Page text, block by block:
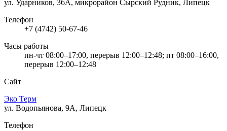
ул. Ударников, 36А, микрорайон Сырский Рудник, Липецк
Телефон
+7 (4742) 50-67-46
Часы работы
пн-чт 08:00–17:00, перерыв 12:00–12:48; пт 08:00–16:00,
перерыв 12:00–12:48
Сайт
Эко Терм
ул. Водопьянова, 9А, Липецк
Телефон